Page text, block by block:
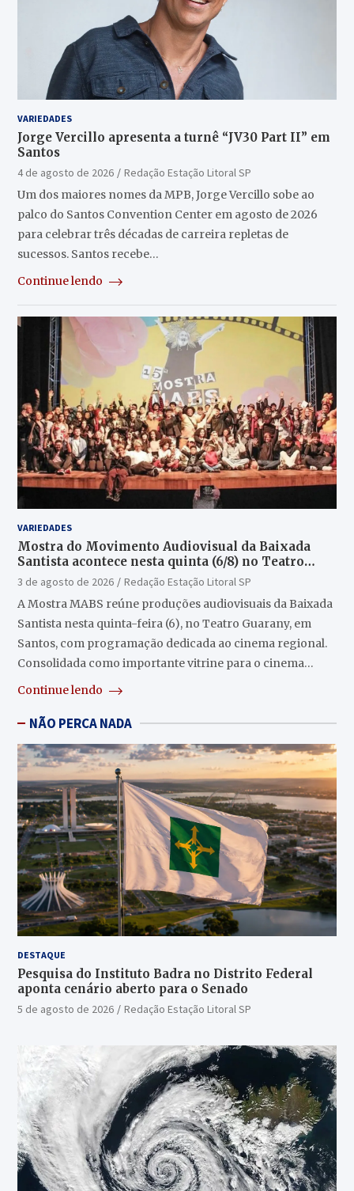
VARIEDADES
Jorge Vercillo apresenta a turnê “JV30 Part II” em
Santos
4 de agosto de 2026
Redação Estação Litoral SP
Um dos maiores nomes da MPB, Jorge Vercillo sobe ao
palco do Santos Convention Center em agosto de 2026
para celebrar três décadas de carreira repletas de
sucessos. Santos recebe…
Continue lendo
VARIEDADES
Mostra do Movimento Audiovisual da Baixada
Santista acontece nesta quinta (6/8) no Teatro
Guarany
3 de agosto de 2026
Redação Estação Litoral SP
A Mostra MABS reúne produções audiovisuais da Baixada
Santista nesta quinta-feira (6), no Teatro Guarany, em
Santos, com programação dedicada ao cinema regional.
Consolidada como importante vitrine para o cinema…
Continue lendo
NÃO PERCA NADA
DESTAQUE
Pesquisa do Instituto Badra no Distrito Federal
aponta cenário aberto para o Senado
5 de agosto de 2026 Redação Estação Litoral SP